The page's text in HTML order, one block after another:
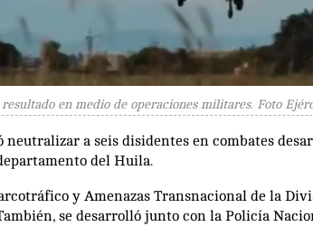
en medio de operaciones militares. Foto
a seis disidentes en combates
del Huila.
y Amenazas Transnacional de la
se desarrolló junto con la Policía